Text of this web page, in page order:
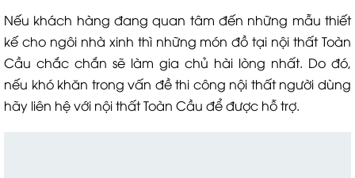
Nếu khách hàng đang quan tâm đến những mẫu thiết
kế cho ngôi nhà xinh thì những món đồ tại nội thất Toàn
Cầu chắc chắn sẽ làm gia chủ hài lòng nhất. Do đó,
nếu khó khăn trong vấn đề thi công nội thất người dùng
hãy liên hệ với nội thất Toàn Cầu để được hỗ trợ.